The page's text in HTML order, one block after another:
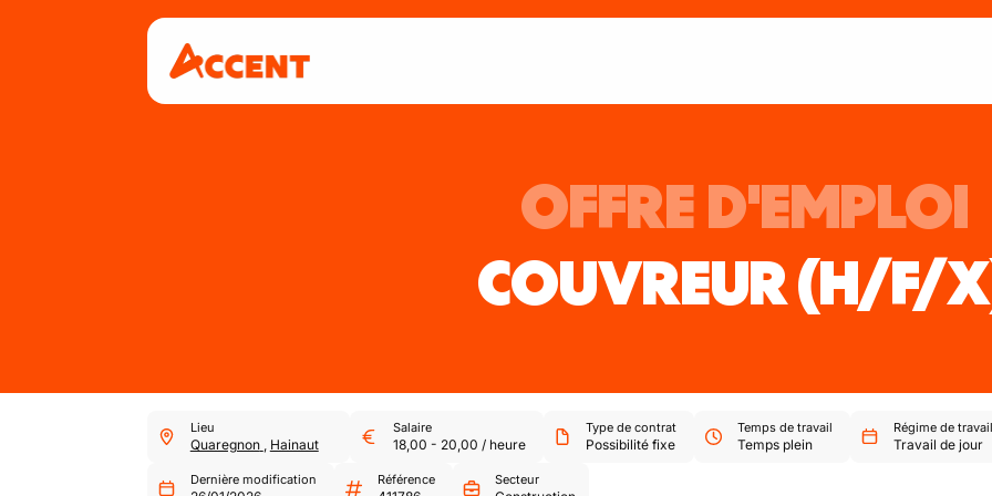
OFFRE D'EMPLOI
COUVREUR(H/F/
Lieu
Quaregnon , Hainaut
Salaire
18,00 - 20,00 / heure
Type de contrat
Possibilité fixe
Temps de travail
Temps plein
Régime de travail
Travail de jour
Dernière modification Référence Secteur